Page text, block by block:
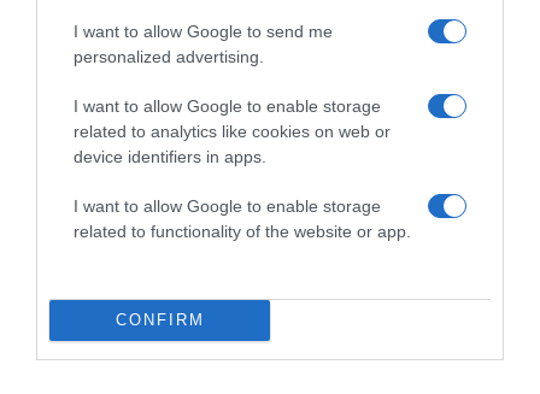
I want to allow Google to send me
personalized advertising.
I want to allow Google to enable storage
related to analytics like cookies on web or
device identifiers in apps.
I want to allow Google to enable storage
related to functionality of the website or app.
CONFIRM
Korábbi bejegyzések Következő bejegyzés
HASONLÓ BEJEGYZÉSEK